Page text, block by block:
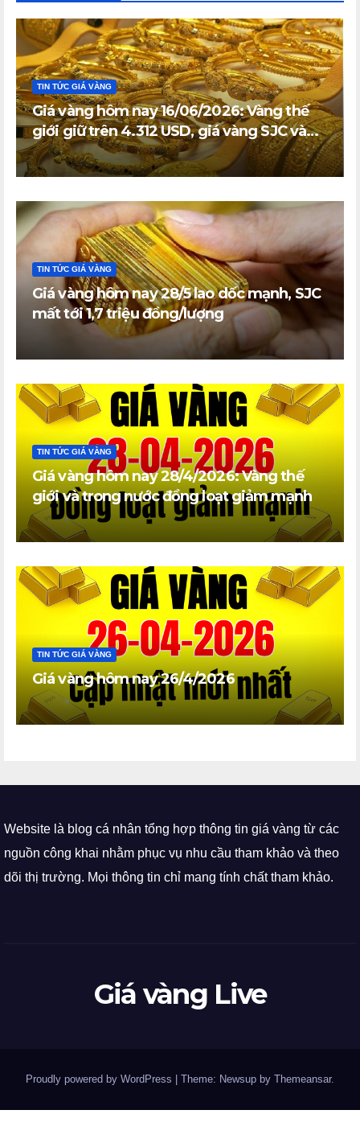
TIN TỨC GIÁ VÀNG
Giá vàng hôm nay 16/06/2026: Vàng thế
giới giữ trên 4.312 USD, giá vàng SJC và
vàng nhẫn trong nước đi ngang
TIN TỨC GIÁ VÀNG
Giá vàng hôm nay 28/5 lao dốc mạnh, SJC
mất tới 1,7 triệu đồng/lượng
TIN TỨC GIÁ VÀNG
Giá vàng hôm nay 28/4/2026: Vàng thế
giới và trong nước đồng loạt giảm mạnh
TIN TỨC GIÁ VÀNG
Giá vàng hôm nay 26/4/2026
Website là blog cá nhân tổng hợp thông tin giá vàng từ các
nguồn công khai nhằm phục vụ nhu cầu tham khảo và theo
dõi thị trường. Mọi thông tin chỉ mang tính chất tham khảo.
Giá vàng Live
Proudly powered by WordPress Theme: Newsup by Themeansar.